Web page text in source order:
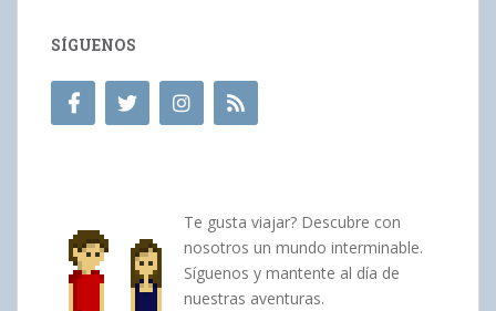
SÍGUENOS
Te gusta viajar? Descubre con
nosotros un mundo interminable.
Síguenos y mantente al día de
nuestras aventuras.